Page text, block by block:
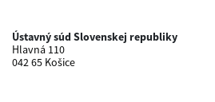
Ústavný súd Slovenskej republiky
Hlavná 110
042 65 Košice